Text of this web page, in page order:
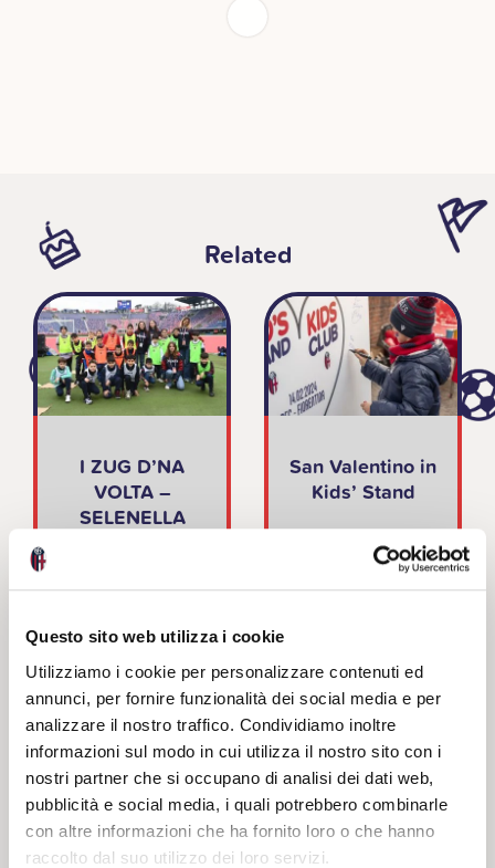
Questo sito web utilizza i cookie
Utilizziamo i cookie per personalizzare contenuti ed
annunci, per fornire funzionalità dei social media e per
analizzare il nostro traffico. Condividiamo inoltre
informazioni sul modo in cui utilizza il nostro sito con i
nostri partner che si occupano di analisi dei dati web,
pubblicità e social media, i quali potrebbero combinarle
con altre informazioni che ha fornito loro o che hanno
raccolto dal suo utilizzo dei loro servizi.
Related
I ZUG D’NA
VOLTA –
SELENELLA
San Valentino in
Kids’ Stand
CARNEVALE
ROSSOBLU’